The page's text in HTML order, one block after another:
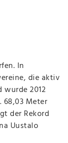
In
die aktiv
2012
Meter
der Rekord
Uustalo